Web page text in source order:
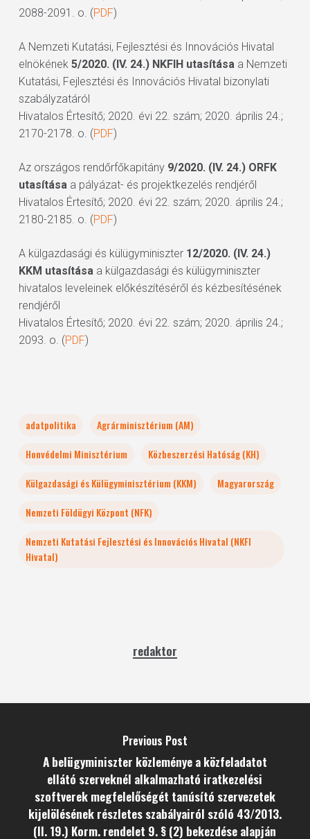
2088-2091. o. (PDF)
A Nemzeti Kutatási, Fejlesztési és Innovációs Hivatal
elnökének 5/2020. (IV. 24.) NKFIH utasításaa Nemzeti
Kutatási, Fejlesztési és Innovációs Hivatal bizonylati
szabályzatáról
Hivatalos Értesítő; 2020. évi 22. szám; 2020. április 24.;
2170-2178. o. (PDF)
Az országos rendőrfőkapitány 9/2020. (IV. 24.) ORFK
utasításaa pályázat- és projektkezelés rendjéről
Hivatalos Értesítő; 2020. évi 22. szám; 2020. április 24.;
2180-2185. o. (PDF)
A külgazdasági és külügyminiszter 12/2020. (IV. 24.)
KKM utasításaa külgazdasági és külügyminiszter
hivatalos leveleinek előkészítéséről és kézbesítésének
rendjéről
Hivatalos Értesítő; 2020. évi 22. szám; 2020. április 24.;
2093. o. (PDF)
adatpolitika
Agrárminisztérium (AM)
Honvédelmi Minisztérium
Közbeszerzési Hatóság (KH)
Külgazdasági és Külügyminisztérium (KKM)
Magyarország
Nemzeti Földügyi Központ (NFK)
Nemzeti Kutatási Fejlesztési és Innovációs Hivatal (NKFI
Hivatal)
redaktor
Previous Post
A belügyminiszter közleménye a közfeladatot
ellátó szerveknél alkalmazható iratkezelési
szoftverek megfelelőségét tanúsító szervezetek
kijelölésének részletes szabályairól szóló 43/2013.
(II. 19.) Korm. rendelet 9. § (2) bekezdése alapján